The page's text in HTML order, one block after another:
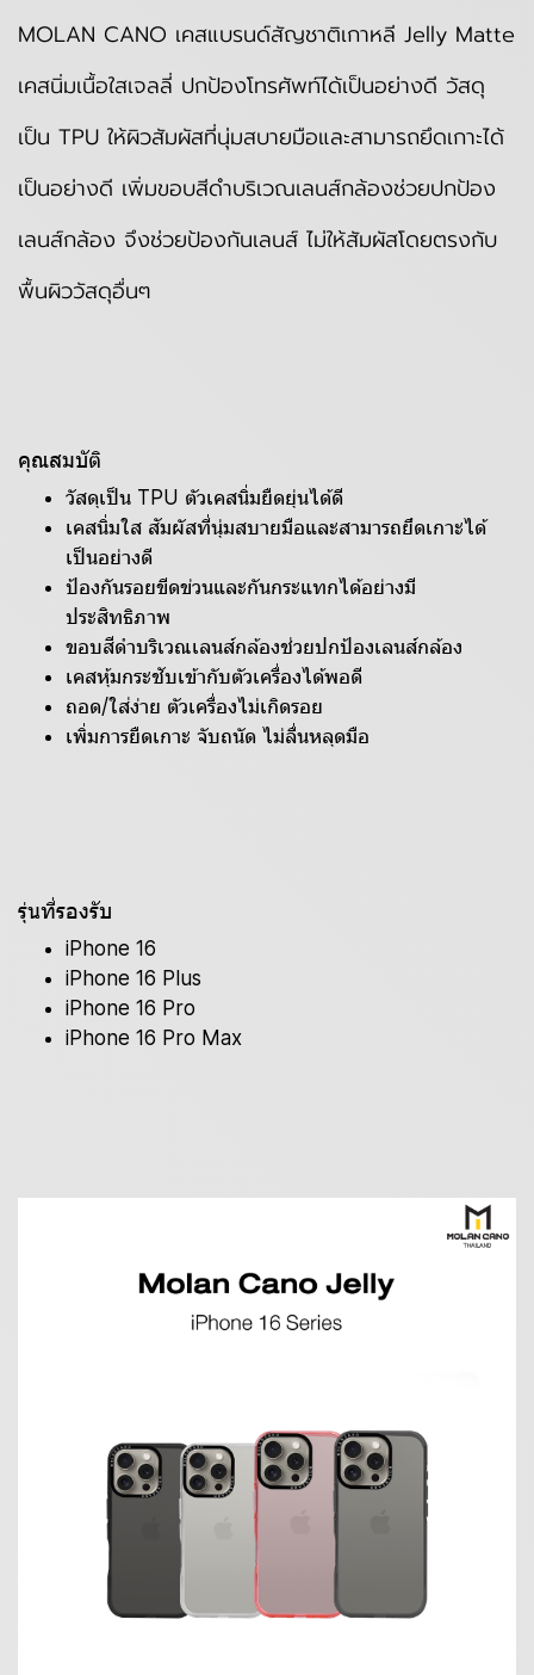
MOLAN CANO เคสแบรนด์สัญชาติเกาหลี Jelly Matte
เคสนิ่มเนื้อใสเจลลี่ ปกป้องโทรศัพท์ได้เป็นอย่างดี วัสดุ
เป็น TPU ให้ผิวสัมผัสที่นุ่มสบายมือและสามารถยึดเกาะได้
เป็นอย่างดี เพิ่มขอบสีดำบริเวณเลนส์กล้องช่วยปกป้อง
เลนส์กล้อง จึงช่วยป้องกันเลนส์ ไม่ให้สัมผัสโดยตรงกับ
พื้นผิววัสดุอื่นๆ
คุณสมบัติ
วัสดุเป็น TPU ตัวเคสนิ่มยืดยุ่นได้ดี
เคสนิ่มใส สัมผัสที่นุ่มสบายมือและสามารถยึดเกาะได้
เป็นอย่างดี
ป้องกันรอยขีดข่วนและกันกระแทกได้อย่างมี
ประสิทธิภาพ
ขอบสีดำบริเวณเลนส์กล้องช่วยปกป้องเลนส์กล้อง
เคสหุ้มกระชับเข้ากับตัวเครื่องได้พอดี
ถอด/ใส่ง่าย ตัวเครื่องไม่เกิดรอย
เพิ่มการยืดเกาะ จับถนัด ไม่ลื่นหลุดมือ
รุ่นที่รองรับ
iPhone 16
iPhone 16 Plus
iPhone 16 Pro
iPhone 16 Pro Max